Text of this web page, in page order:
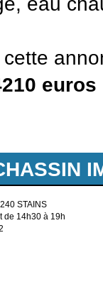
STAINS
de 14h30 à 19h